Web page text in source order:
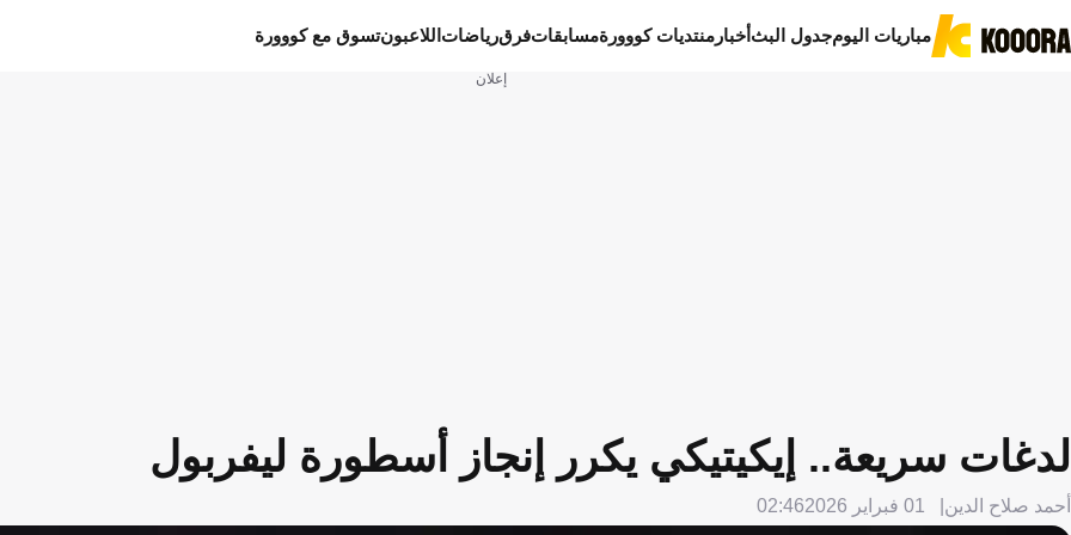
مباريات اليومجدول البثأخبار منتديات كووورةمسابقاتفرقرياضات اللاعبونتسوق مع كووورة
إعلان
لدغات سريعة.. إيكيتيكي يكرر إنجاز أسطورة ليفربول
أحمد صلاح الدين 01 فبراير 2026 02:46